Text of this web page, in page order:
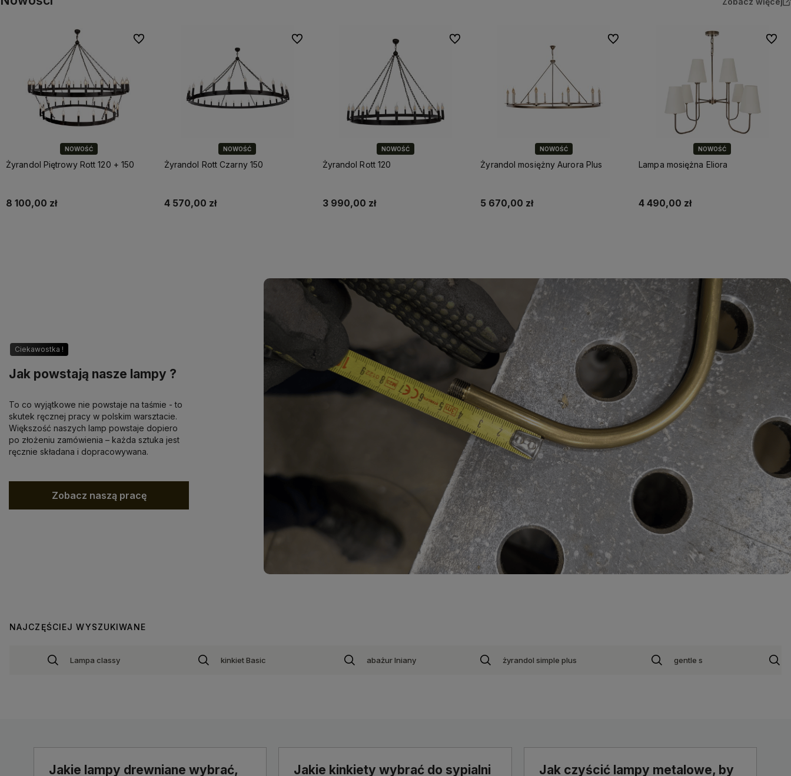
NOWOŚĆ
Żyrandol Piętrowy Rott 120 + 150
8 100,00 zł
Do ulubionych
NOWOŚĆ
Żyrandol Rott Czarny 150
4 570,00 zł
Do ulubionych
NOWOŚĆ
Żyrandol Rott 120
3 990,00 zł
Do ulubionych
NOWOŚĆ
Żyrandol mosiężny Aurora Plus
5 670,00 zł
Do ulubionych
NOWOŚĆ
Lampa mosiężna Eliora
4 490,00 zł
Do
Ciekawostka !
Jak powstają nasze lampy ?
To co wyjątkowe nie powstaje na taśmie - to
skutek ręcznej pracy w polskim warsztacie.
Większość naszych lamp powstaje dopiero
po złożeniu zamówienia – każda sztuka jest
ręcznie składana i dopracowywana.
Zobacz naszą pracę
NAJCZĘŚCIEJ WYSZUKIWANE
Lampa classy kinkiet Basic abażur lniany żyrandol simple plus gentle s
Jakie lampy drewniane wybrać, Jakie kinkiety wybrać do sypialni Jak czyścić lampy metalowe, by